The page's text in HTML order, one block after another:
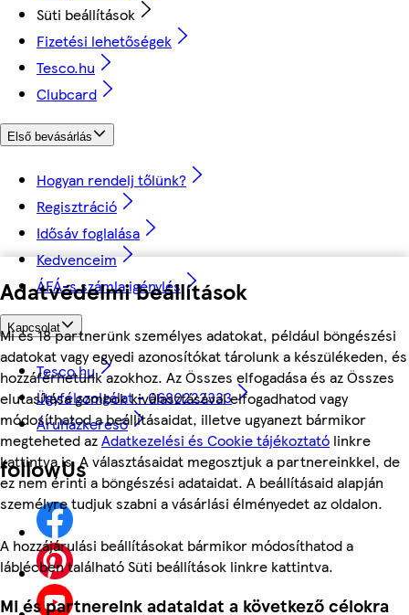
Adatvédelmi beállítások
Mi és 18 partnerünk személyes adatokat, például böngészési
adatokat vagy egyedi azonosítókat tárolunk a készülékeden, és
hozzáférhetünk azokhoz. Az Összes elfogadása és az Összes
elutasítása gombok kiválasztásával elfogadhatod vagy
módosíthatod a beállításaidat, illetve ugyanezt bármikor
megteheted azAdatkezelési és Cookie tájékoztató linkre
kattintva is. A választásaidat megosztjuk a partnereinkkel, de
ez nem érinti a böngészési adataidat. A beállításaid alapján
személyre tudjuk szabni a vásárlási élményedet az oldalon.
A hozzájárulási beállításokat bármikor módosíthatod a
láblécben található Süti beállítások linkre kattintva.
Mi és partnereink adataidat a következő célokra
Süti beállítások
Fizetési lehetőségek
Tesco.hu
Clubcard
Első bevásárlás
Hogyan rendelj tőlünk?
Regisztráció
Idősáv foglalása
Kedvenceim
ÁFÁ-s számla igénylés
Kapcsolat
Tesco.hu
Ügyfélszolgálat - 0680222333
Áruházkereső
followUs